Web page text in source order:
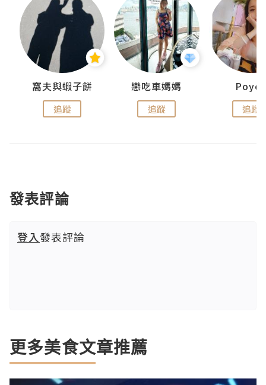
窩夫與蝦子餅
追蹤
戀吃車媽媽
追蹤 追蹤
發表評論
登入發表評論
更多美食文章推薦